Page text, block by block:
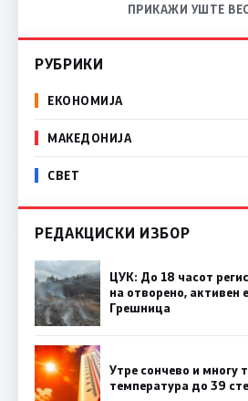
ПРИКАЖИ УШТЕ
РУБРИКИ
ЕКОНОМИЈА
МАКЕДОНИЈА
СВЕТ
РЕДАКЦИСКИ ИЗБОР
ЦУК: До 18 часот
на отворено, активен
Грешница
Утре сончево и многу
температура до 39